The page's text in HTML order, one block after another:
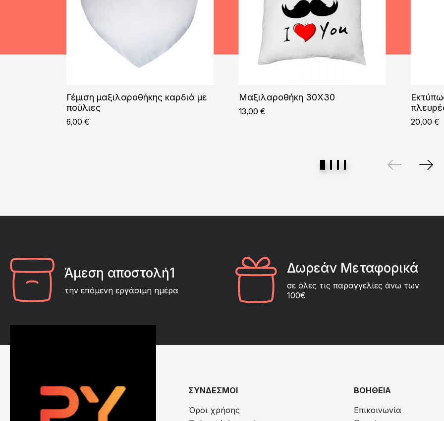
Γέμιση μαξιλαροθήκης καρδιά με
πούλιες
6,00€
Μαξιλαροθήκη 30X30
13,00 €
20,00€
Άμεση αποστολή1
την επόμενη εργάσιμη ημέρα
Δωρεάν Μεταφορικά
σε όλες τις παραγγελίες άνω των
100€
ΣΥΝΔΕΣΜΟΙ
Όροι χρήσης
ΒΟΗΘΕΙΑ
Επικοινωνία